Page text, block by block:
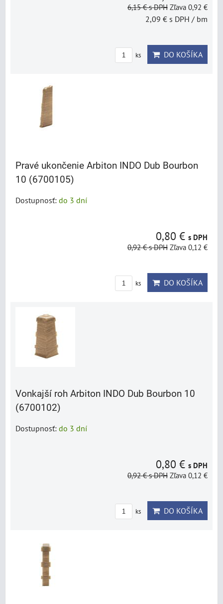
6,15 €s DPH Zľava 0,92 €
2,09 € s DPH / bm
ks DO KOŠÍKA
Pravé ukončenie Arbiton INDO Dub Bourbon
10 (6700105)
Dostupnosť: do 3 dní
0,80 € s DPH
0,92 €s DPH Zľava 0,12 €
ks DO KOŠÍKA
Vonkajší roh Arbiton INDO Dub Bourbon 10
(6700102)
Dostupnosť: do 3 dní
0,80 € s DPH
0,92 €s DPH Zľava 0,12 €
ks DO KOŠÍKA